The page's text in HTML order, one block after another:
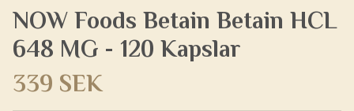
NOW Foods Betain Betain HCL
648 MG - 120 Kapslar
339 SEK